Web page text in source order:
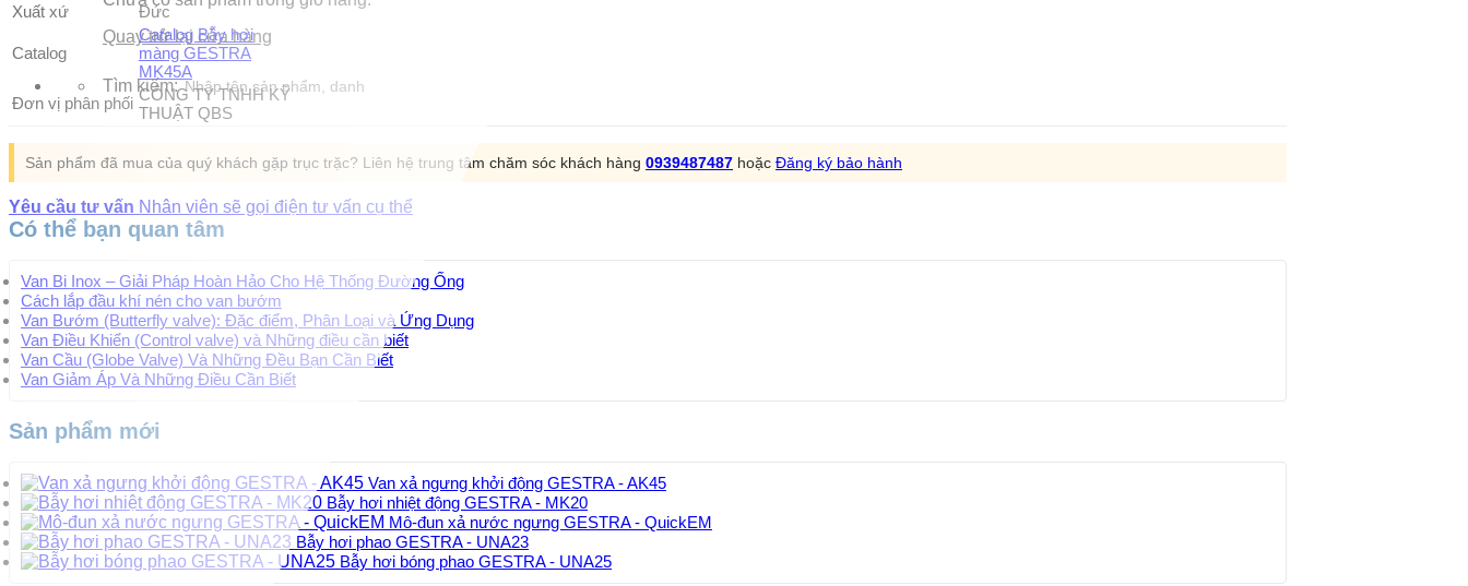
Quay trở lại cửa hàng
Tìm kiếm:
Xuất xứ
Đức
Catalog
Catalog Bẫy hơi
màng GESTRA
MK45A
Đơn vị phân phối CÔNG TY TNHH KỸ
THUẬT QBS
Sản phẩm đã mua của quý khách gặp trục trặc? Liên hệ trung tâm chăm sóc khách hàng 0939487487 hoặc Đăng ký bảo hành
Yêu cầu tư vấn Nhân viên sẽ gọi điện tư vấn cụ thể
Có thể bạn quan tâm
Van Bi Inox – Giải Pháp Hoàn Hảo Cho Hệ Thống Đường Ống
Cách lắp đầu khí nén cho van bướm
Van Bướm (Butterfly valve): Đặc điểm, Phân Loại và Ứng Dụng
Van Điều Khiển (Control valve) và Những điều cần biết
Van Cầu (Globe Valve) Và Những Đều Bạn Cần Biết
Van Giảm Áp Và Những Điều Cần Biết
Sản phẩm mới
Van xả ngưng khởi động GESTRA - AK45
Bẫy hơi nhiệt động GESTRA - MK20
Mô-đun xả nước ngưng GESTRA - QuickEM
Bẫy hơi phao GESTRA - UNA23
Bẫy hơi bóng phao GESTRA - UNA25